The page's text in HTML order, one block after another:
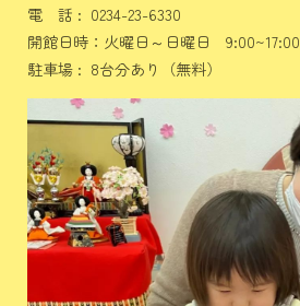
電 話 : 0234-23-6330
開館日時：火曜日～日曜日 9:00~17:00
駐車場 : 8台分あり（無料）